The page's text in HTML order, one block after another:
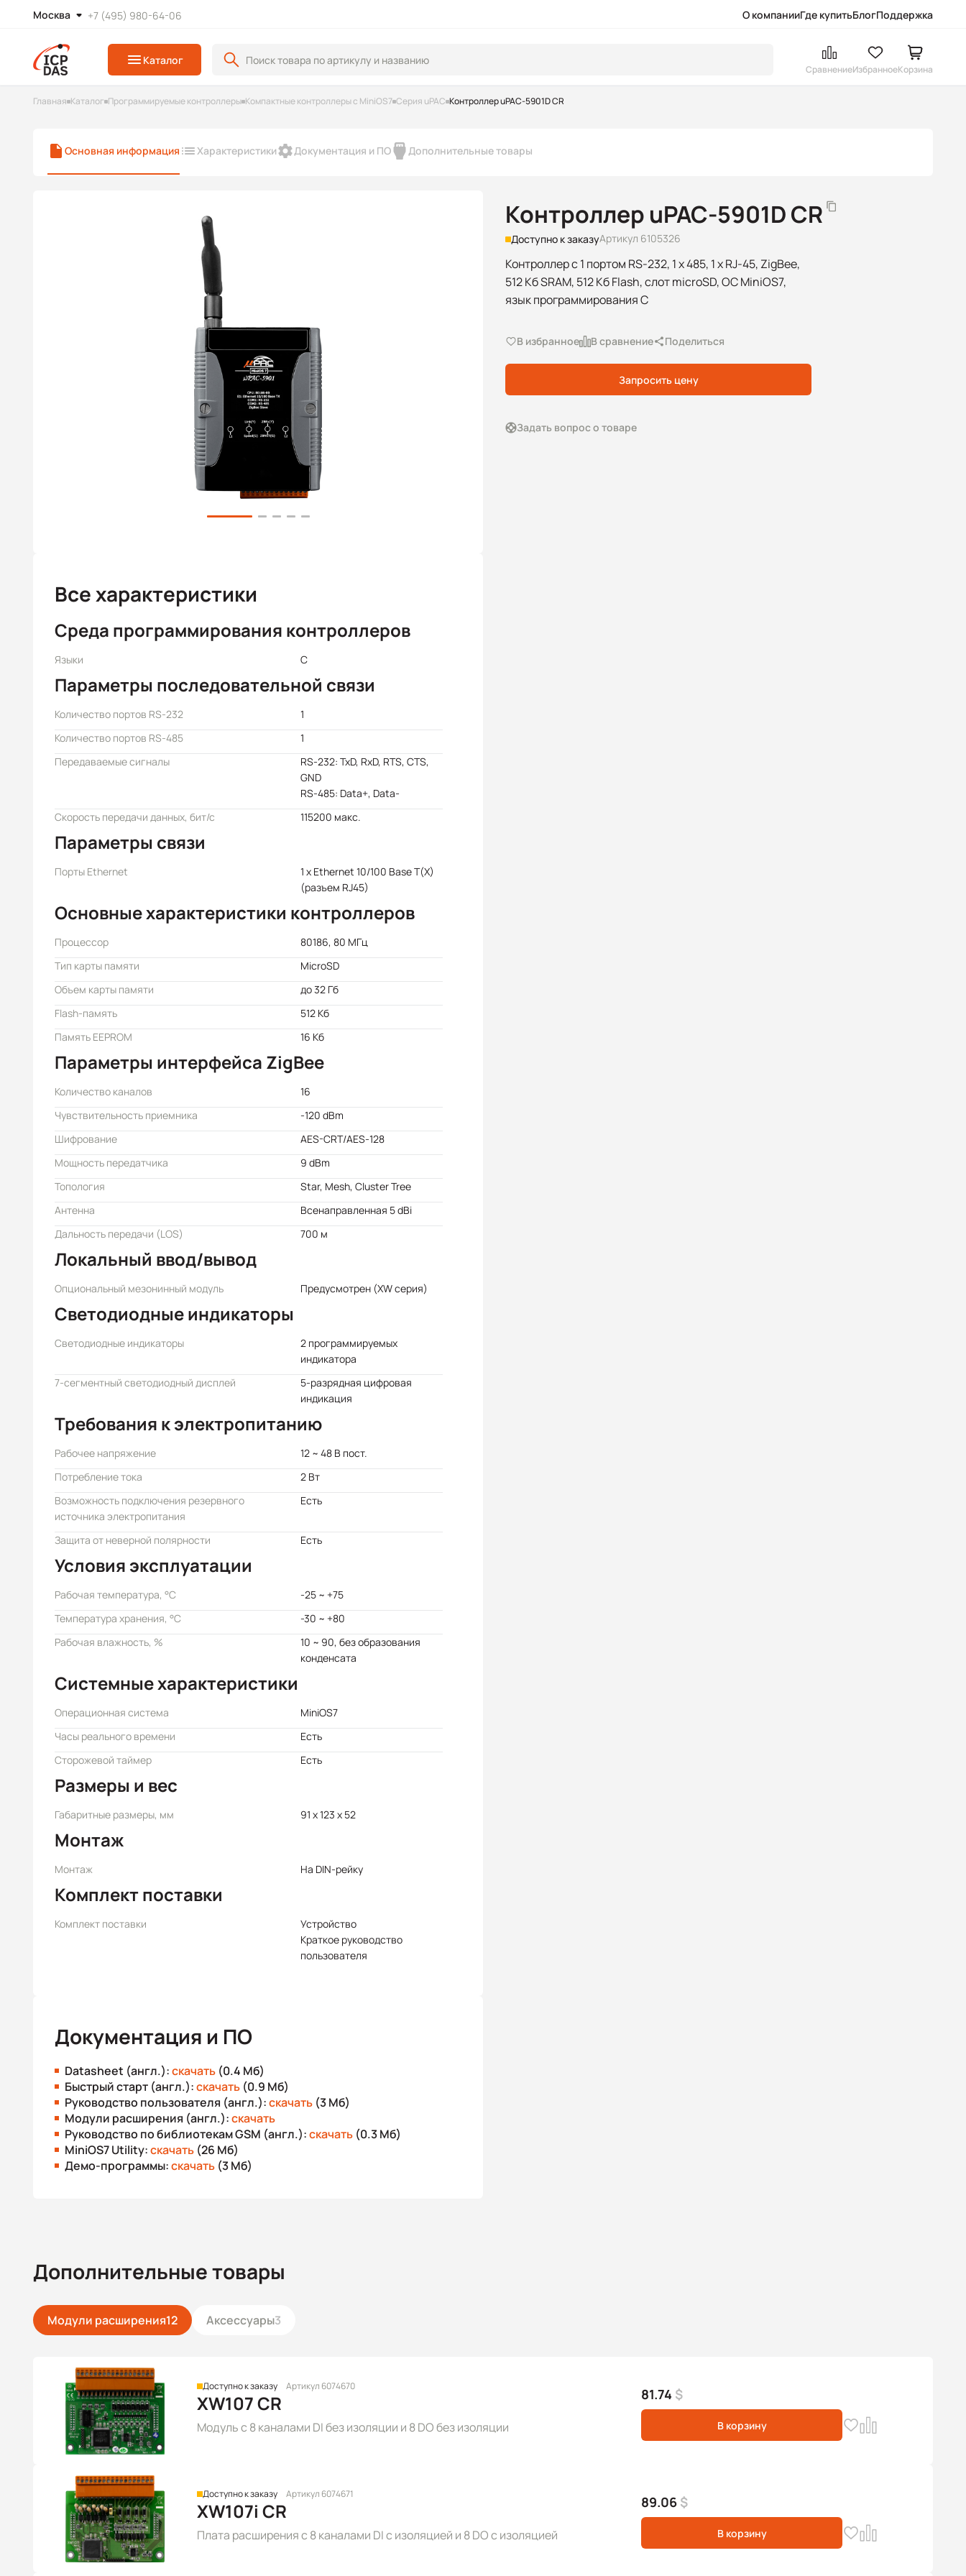
Москва +7 (495) 980-64-06 О компанииГде купитьБлогПоддержка
Каталог
СравнениеИзбранноеКорзина
Главная Каталог Программируемые контроллеры Компактные контроллеры с MiniOS7 Серия uPAC Контроллер uPAC-5901D CR
Основная информация Характеристики Документация и ПО Дополнительные товары
Контроллер uPAC-5901D CR
Доступно к заказуАртикул 6105326
Контроллер с 1 портом RS-232, 1 x 485, 1 x RJ-45, ZigBee,
512 Кб SRAM, 512 Кб Flash, слот microSD, ОС MiniOS7,
язык программирования C
В избранное В сравнение Поделиться
Запросить цену
Задать вопрос о товаре
Все характеристики
Среда программирования контроллеров
Языки C
Параметры последовательной связи
Количество портов RS-232
1
Количество портов RS-485
1
Передаваемые сигналы
RS-232: TxD, RxD, RTS, CTS,
GND
RS-485: Data+, Data-
Скорость передачи данных, бит/с
115200 макс.
Параметры связи
Порты Ethernet
1 x Ethernet 10/100 Base T(X)
(разъем RJ45)
Основные характеристики контроллеров
Процессор
80186, 80 МГц
Тип карты памяти
MicroSD
Объем карты памяти
до 32 Гб
Flash-память
512 Кб
Память EEPROM
16 Кб
Параметры интерфейса ZigBee
Количество каналов
16
Чувствительность приемника
-120 dBm
Шифрование
AES-CRT/AES-128
Мощность передатчика
9 dBm
Топология
Star, Mesh, Cluster Tree
Антенна
Всенаправленная 5 dBi
Дальность передачи (LOS)
700 м
Локальный ввод/вывод
Опциональный мезонинный модуль Предусмотрен (XW серия)
Светодиодные индикаторы
Светодиодные индикаторы
2 программируемых
индикатора
7-сегментный светодиодный дисплей
5-разрядная цифровая
индикация
Требования к электропитанию
Рабочее напряжение
12 ~ 48 В пост.
Потребление тока
2 Вт
Возможность подключения резервного
источника электропитания
Есть
Защита от неверной полярности Есть
Условия эксплуатации
Рабочая температура, °C
-25 ~ +75
Температура хранения, °C
-30 ~ +80
Рабочая влажность, %
10 ~ 90, без образования
конденсата
Системные характеристики
Операционная система
MiniOS7
Часы реального времени
Есть
Сторожевой таймер
Есть
Размеры и вес
Габаритные размеры, мм 91 x 123 x 52
Монтаж
Монтаж На DIN-рейку
Комплект поставки
Комплект поставки
Устройство
Краткое руководство
пользователя
Документация и ПО
Datasheet (англ.):скачать (0.4 Мб)
Быстрый старт (англ.):скачать (0.9 Мб)
Руководство пользователя (англ.):скачать (3 Мб)
Модули расширения (англ.):скачать
Руководство по библиотекам GSM (англ.):скачать (0.3 Мб)
MiniOS7 Utility:скачать (26 Мб)
Демо-программы:скачать (3 Мб)
Дополнительные товары
Модули расширения12 Аксессуары3
Доступно к заказу Артикул 6074670
XW107 CR
Модуль с 8 каналами DI без изоляции и 8 DO без изоляции
81.74 $
В корзину
Доступно к заказу Артикул 6074671
XW107i CR
Плата расширения с 8 каналами DI с изоляцией и 8 DO с изоляцией
89.06 $
В корзину